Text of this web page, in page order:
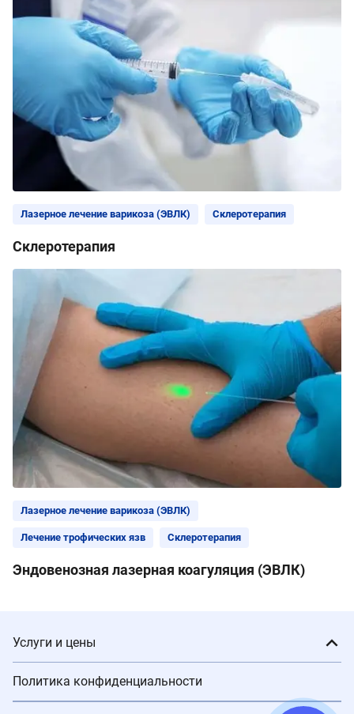
Лазерное лечение варикоза (ЭВЛК) Склеротерапия
Склеротерапия
Лазерное лечение варикоза (ЭВЛК)
Лечение трофических язв Склеротерапия
Эндовенозная лазерная коагуляция (ЭВЛК)
Услуги и цены
Политика конфиденциальности